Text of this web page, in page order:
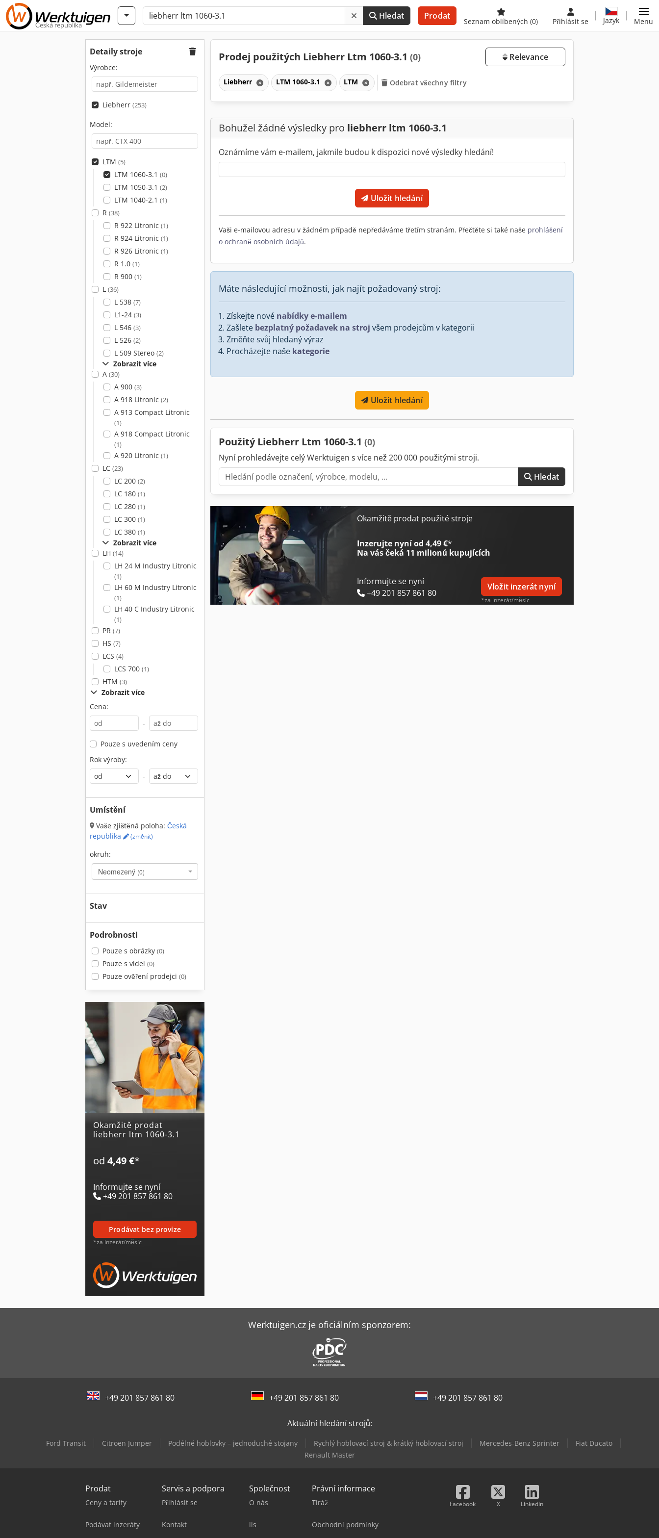
Česká republika
Hledat Prodat
Seznam oblíbených (0) Přihlásit se Jazyk Menu
Detaily stroje
Výrobce:
Liebherr (253)
Model:
LTM (5)
LTM 1060-3.1 (0)
LTM 1050-3.1 (2)
LTM 1040-2.1 (1)
R (38)
R 922 Litronic (1)
R 924 Litronic (1)
R 926 Litronic (1)
R 1.0 (1)
R 900 (1)
L (36)
L 538 (7)
L1-24 (3)
L 546 (3)
L 526 (2)
L 509 Stereo (2)
Zobrazit více
A (30)
A 900 (3)
A 918 Litronic (2)
A 913 Compact Litronic
(1)
A 918 Compact Litronic
(1)
A 920 Litronic (1)
LC (23)
LC 200 (2)
LC 180 (1)
LC 280 (1)
LC 300 (1)
LC 380 (1)
Zobrazit více
LH (14)
LH 24 M Industry Litronic
(1)
LH 60 M Industry Litronic
(1)
LH 40 C Industry Litronic
(1)
PR (7)
HS (7)
LCS (4)
LCS 700 (1)
HTM (3)
Zobrazit více
Cena:
-
Pouze s uvedením ceny
Rok výroby:
-
Umístění
Vaše zjištěná poloha: Česká
republika
(změnit)
okruh:
Neomezený (0)
Stav
Podrobnosti
Pouze s obrázky (0)
Pouze s videi (0)
Pouze ověření prodejci (0)
Okamžitě prodat
liebherr ltm 1060-3.1
od 4,49 €*
Informujte se nyní
+49 201 857 861 80
prodávat bez provize
*za inzerát/měsíc
Prodej použitých Liebherr Ltm 1060-3.1 (0) Relevance
Liebherr LTM 1060-3.1 LTM Odebrat všechny filtry
Bohužel žádné výsledky pro liebherr ltm 1060-3.1
Oznámíme vám e-mailem, jakmile budou k dispozici nové výsledky hledání!
Uložit hledání
Vaši e-mailovou adresu v žádném případě nepředáváme třetím stranám. Přečtěte si také naše prohlášení
o ochraně osobních údajů.
Máte následující možnosti, jak najít požadovaný stroj:
Získejte nové nabídky e-mailem
Zašlete bezplatný požadavek na stroj všem prodejcům v kategorii
Změňte svůj hledaný výraz
Procházejte naše kategorie
Uložit hledání
Použitý Liebherr Ltm 1060-3.1 (0)
Nyní prohledávejte celý Werktuigen s více než 200 000 použitými stroji.
Hledat
Okamžitě prodat použité stroje
Inzerujte nyní od 4,49 €*
Na vás čeká 11 milionů kupujících
Informujte se nyní
+49 201 857 861 80
Vložit inzerát nyní
*za inzerát/měsíc
Werktuigen.cz je oficiálním sponzorem:
+49 201 857 861 80 +49 201 857 861 80 +49 201 857 861 80
Aktuální hledání strojů:
Ford Transit Citroen Jumper Podélné hoblovky – jednoduché stojany Rychlý hoblovací stroj & krátký hoblovací stroj Mercedes-Benz Sprinter
Fiat Ducato
Renault Master
Prodat
Ceny a tarify
Podávat inzeráty
Servis a podpora
Přihlásit se
Kontakt
Společnost
O nás
lis
Právní informace
Tiráž
Obchodní podmínky
Facebook X LinkedIn